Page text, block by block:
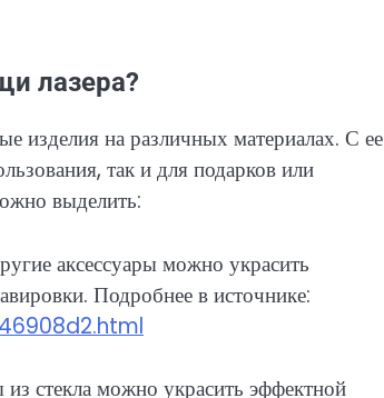
лазера?
изделия на различных материалах. С ее
так и для подарков или
выделить:
аксессуары можно украсить
Подробнее в источнике:
стекла можно украсить эффектной